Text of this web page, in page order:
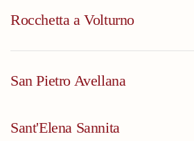
Rocchetta a Volturno
San Pietro Avellana
Sant'Elena Sannita